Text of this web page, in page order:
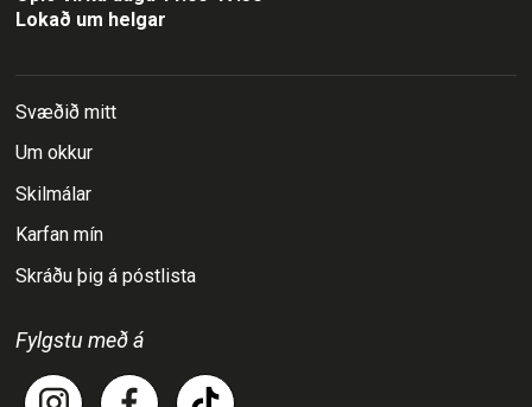
Lokað um helgar
Svæðið mitt
Um okkur
Skilmálar
Karfan mín
Skráðu þig á póstlista
Fylgstu með á